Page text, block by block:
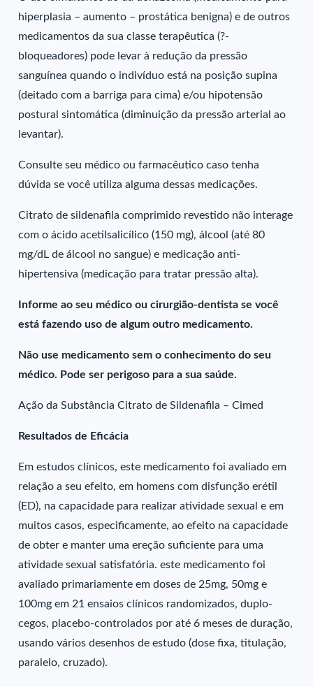
hiperplasia – aumento – prostática benigna) e de outros
medicamentos da sua classe terapêutica (?-
bloqueadores) pode levar à redução da pressão
sanguínea quando o indivíduo está na posição supina
(deitado com a barriga para cima) e/ou hipotensão
postural sintomática (diminuição da pressão arterial ao
levantar).
Consulte seu médico ou farmacêutico caso tenha
dúvida se você utiliza alguma dessas medicações.
Citrato de sildenafila comprimido revestido não interage
com o ácido acetilsalicílico (150 mg), álcool (até 80
mg/dL de álcool no sangue) e medicação anti-
hipertensiva (medicação para tratar pressão alta).
Informe ao seu médico ou cirurgião-dentista se você
está fazendo uso de algum outro medicamento.
Não use medicamento sem o conhecimento do seu
médico. Pode ser perigoso para a sua saúde.
Ação da Substância Citrato de Sildenafila – Cimed
Resultados de Eficácia
Em estudos clínicos, este medicamento foi avaliado em
relação a seu efeito, em homens com disfunção erétil
(ED), na capacidade para realizar atividade sexual e em
muitos casos, especificamente, ao efeito na capacidade
de obter e manter uma ereção suficiente para uma
atividade sexual satisfatória. este medicamento foi
avaliado primariamente em doses de 25mg, 50mg e
100mg em 21 ensaios clínicos randomizados, duplo-
cegos, placebo-controlados por até 6 meses de duração,
usando vários desenhos de estudo (dose fixa, titulação,
paralelo, cruzado).